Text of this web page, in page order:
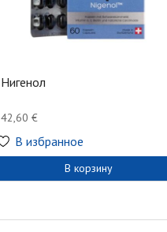
Нигенол
42,60 €
В избранное
В корзину